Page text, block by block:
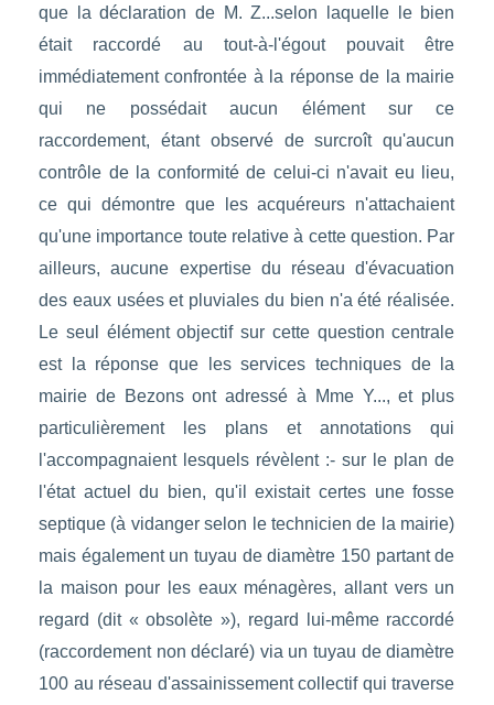
que la déclaration de M. Z...selon laquelle le bien
était raccordé au tout-à-l'égout pouvait être
immédiatement confrontée à la réponse de la mairie
qui ne possédait aucun élément sur ce
raccordement, étant observé de surcroît qu'aucun
contrôle de la conformité de celui-ci n'avait eu lieu,
ce qui démontre que les acquéreurs n'attachaient
qu'une importance toute relative à cette question. Par
ailleurs, aucune expertise du réseau d'évacuation
des eaux usées et pluviales du bien n'a été réalisée.
Le seul élément objectif sur cette question centrale
est la réponse que les services techniques de la
mairie de Bezons ont adressé à Mme Y..., et plus
particulièrement les plans et annotations qui
l'accompagnaient lesquels révèlent :- sur le plan de
l'état actuel du bien, qu'il existait certes une fosse
septique (à vidanger selon le technicien de la mairie)
mais également un tuyau de diamètre 150 partant de
la maison pour les eaux ménagères, allant vers un
regard (dit « obsolète »), regard lui-même raccordé
(raccordement non déclaré) via un tuyau de diamètre
100 au réseau d'assainissement collectif qui traverse